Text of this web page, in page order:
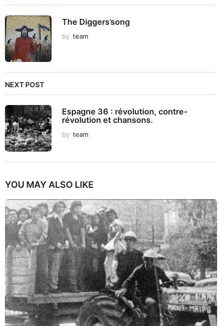
The Diggers’song
by team
NEXT POST
Espagne 36 : révolution, contre-
révolution et chansons.
by team
YOU MAY ALSO LIKE